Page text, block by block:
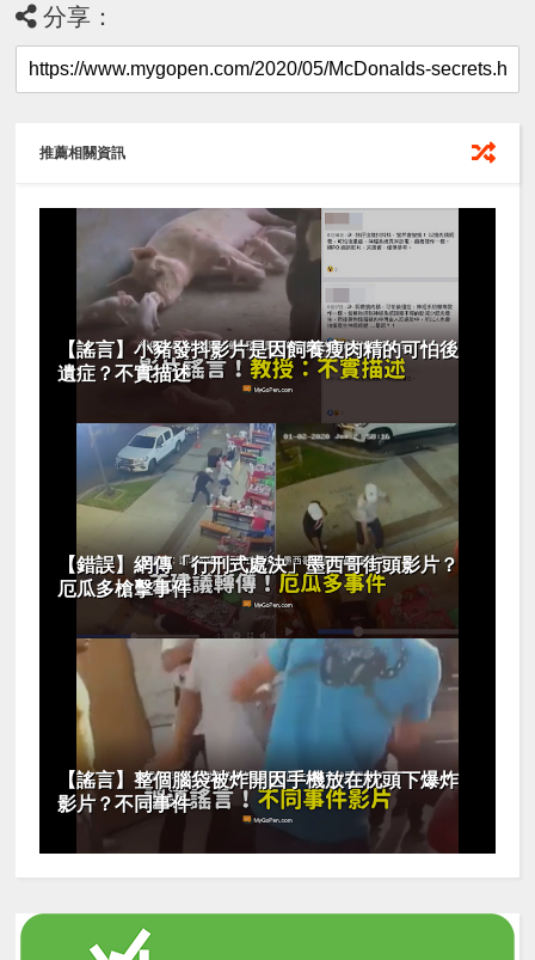
分享：
推薦相關資訊
【謠言】小豬發抖影片是因飼養瘦肉精的可怕後
遺症？不實描述
【錯誤】網傳「行刑式處決」墨西哥街頭影片？
厄瓜多槍擊事件
【謠言】整個腦袋被炸開因手機放在枕頭下爆炸
影片？不同事件